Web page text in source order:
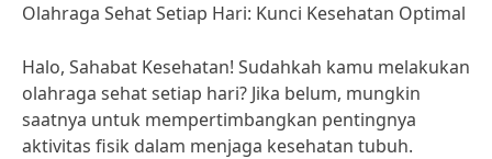
Olahraga Sehat Setiap Hari: Kunci Kesehatan Optimal
Halo, Sahabat Kesehatan! Sudahkah kamu melakukan
olahraga sehat setiap hari? Jika belum, mungkin
saatnya untuk mempertimbangkan pentingnya
aktivitas fisik dalam menjaga kesehatan tubuh.